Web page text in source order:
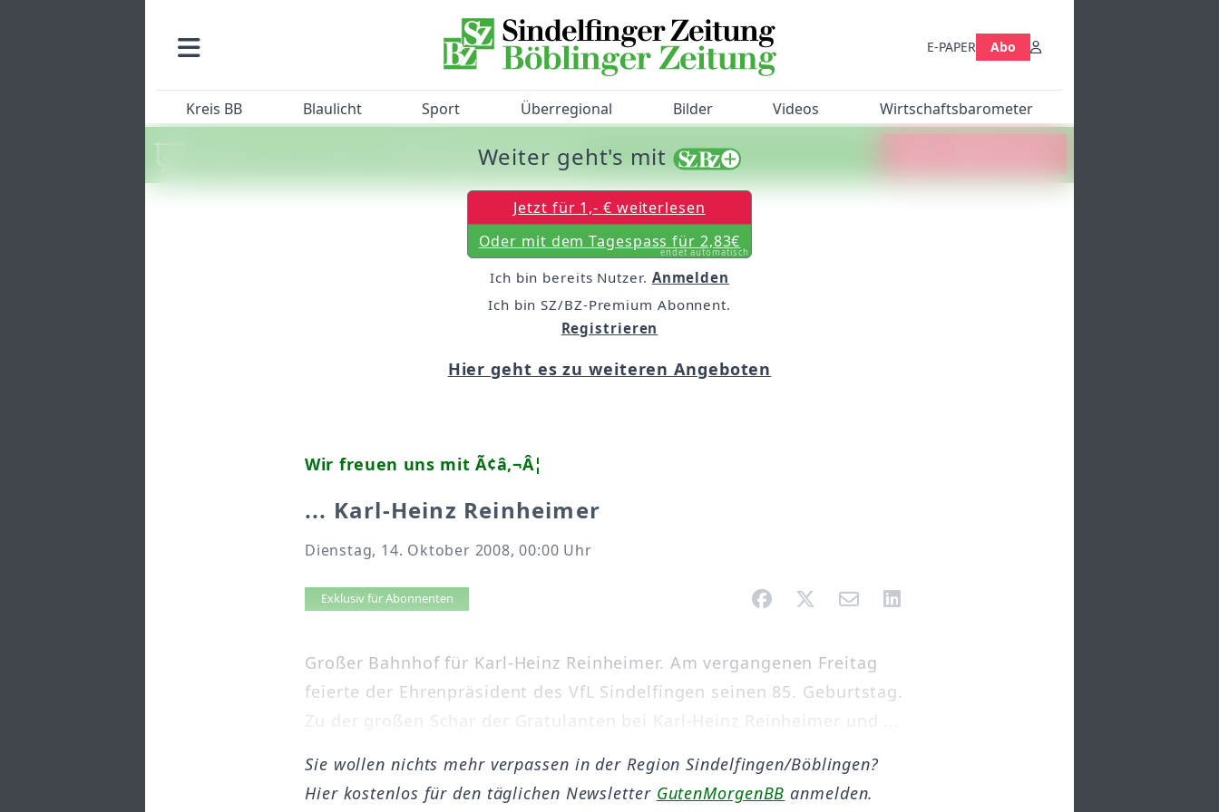
E-PAPER Abo
Kreis BB Blaulicht Sport Überregional Bilder Videos Wirtschaftsbarometer
Machen Sie mit beim SZ/BZ-Bürgerbarometer!
Wir freuen uns mit Ã¢â‚¬Â¦
... Karl-Heinz Reinheimer
Dienstag, 14. Oktober 2008, 00:00 Uhr
Artikel vorlesen
Exklusiv für Abonnenten
Großer Bahnhof für Karl-Heinz Reinheimer. Am vergangenen Freitag
feierte der Ehrenpräsident des VfL Sindelfingen seinen 85. Geburtstag.
Zu der großen Schar der Gratulanten bei Karl-Heinz Reinheimer und ...
Weiter geht's mit
Jetzt für 1,- € weiterlesen
Oder mit dem Tagespass für 2,83€
endet automatisch
Ich bin bereits Nutzer. Anmelden
Ich bin SZ/BZ-Premium Abonnent.
Registrieren
Hier geht es zu weiteren Angeboten
Sie wollen nichts mehr verpassen in der Region Sindelfingen/Böblingen?
Hier kostenlos für den täglichen Newsletter GutenMorgenBB anmelden.